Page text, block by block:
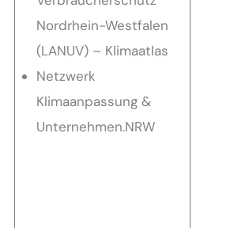
Nordrhein-Westfalen
(LANUV) – Klimaatlas
Netzwerk
Klimaanpassung &
Unternehmen.NRW